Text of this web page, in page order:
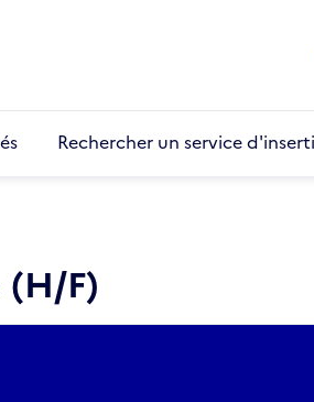
Rechercher un service
F)